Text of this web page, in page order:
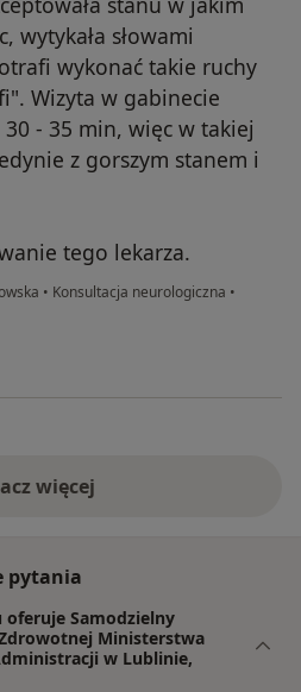
wytykała słowami
wykonać takie ruchy
Wizyta w gabinecie
30 - 35 min, więc w takiej
z gorszym stanem i
tego lekarza.
• Konsultacja neurologiczna •
więcej
pytania
oferuje Samodzielny
Ministerstwa
w Lublinie,